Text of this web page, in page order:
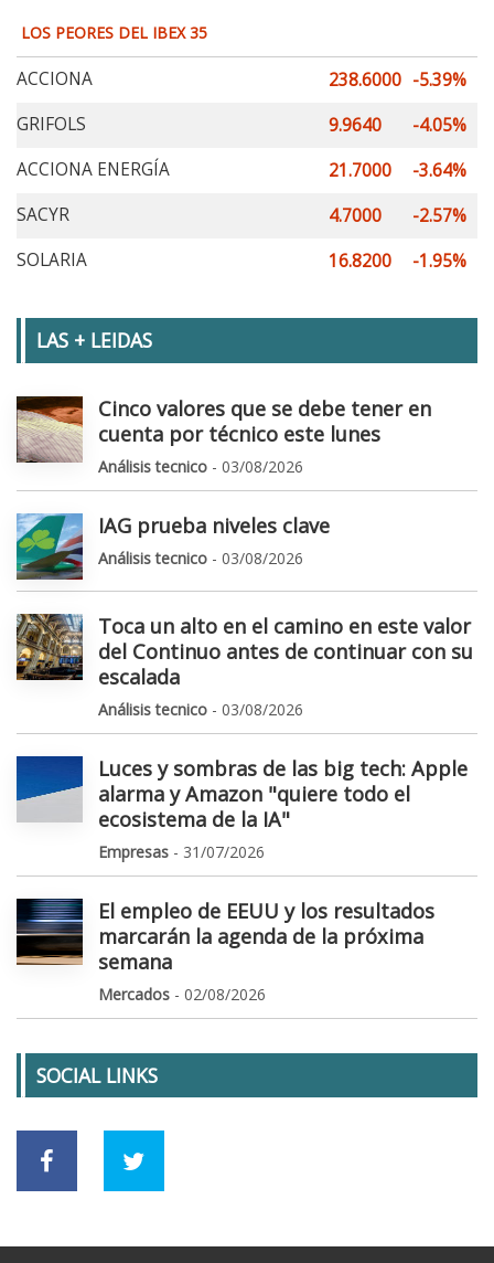
LOS PEORES DEL IBEX 35
ACCIONA 238.6000 -5.39%
GRIFOLS
9.9640
-4.05%
ACCIONA ENERGÍA
21.7000
-3.64%
SACYR
4.7000
-2.57%
SOLARIA
16.8200 -1.95%
LAS + LEIDAS
Cinco valores que se debe tener en
cuenta por técnico este lunes
Análisis tecnico - 03/08/2026
IAG prueba niveles clave
Análisis tecnico - 03/08/2026
Toca un alto en el camino en este valor
del Continuo antes de continuar con su
escalada
Análisis tecnico - 03/08/2026
Luces y sombras de las big tech: Apple
alarma y Amazon "quiere todo el
ecosistema de la IA"
Empresas - 31/07/2026
El empleo de EEUU y los resultados
marcarán la agenda de la próxima
semana
Mercados - 02/08/2026
SOCIAL LINKS